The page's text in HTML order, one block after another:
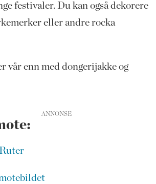
festivaler. Du kan også dekorere
eller andre rocka
vår enn med dongerijakke og